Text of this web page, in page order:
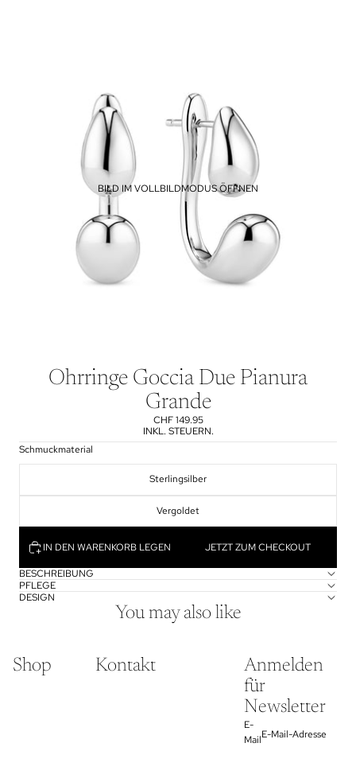
BILD IM VOLLBILDMODUS ÖFFNEN
Ohrringe Goccia Due Pianura
Grande
CHF 149.95
INKL. STEUERN.
Schmuckmaterial
Sterlingsilber
Vergoldet
IN DEN WARENKORB LEGEN JETZT ZUM CHECKOUT
BESCHREIBUNG
PFLEGE
DESIGN
You may also like
Shop Kontakt
Anmelden
für
Newsletter
E-
Mail